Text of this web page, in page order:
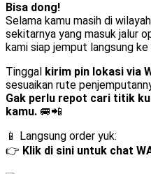
Bisa dong!
Selama kamu masih di wilayah
sekitarnya yang masuk jalur
kami siap jemput langsung ke
Tinggal kirim pin lokasi via
sesuaikan rute
Gak perlu repot cari titik
kamu. 🚐📲
📱 Langsung order yuk:
👉 Klik di sini untuk chat